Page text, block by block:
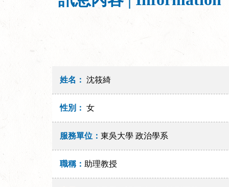
姓名： 沈筱綺
性別： 女
服務單位：東吳大學 政治學系
職稱： 助理教授